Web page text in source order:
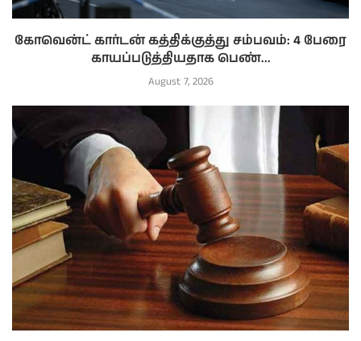
கோவென்ட் கார்டன் கத்திக்குத்து சம்பவம்: 4 பேரை
காயப்படுத்தியதாக பெண்...
August 7, 2026